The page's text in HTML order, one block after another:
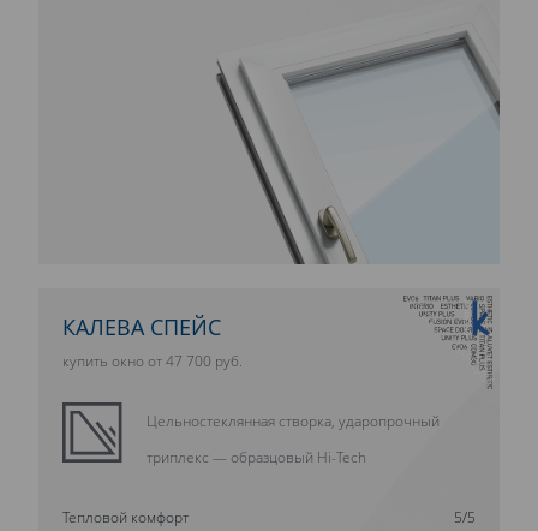
10 ЛЕТ ГАРАНТИИ
КАЛЕВА СПЕЙС
купить окно от 47 700 руб.
Цельностеклянная створка, ударопрочный
триплекс — образцовый Hi-Tech
Тепловой комфорт 5/5